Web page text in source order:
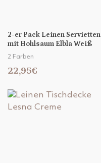
2-er Pack Leinen Servietten
mit Hohlsaum Elbla Weiß
2 Farben
22,95€